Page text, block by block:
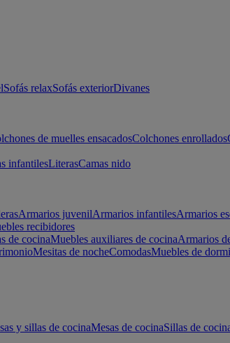
Sofás relaxSofás exteriorDivanes
de muelles ensacadosColchones enrollados
infantilesLiterasCamas nido
Armarios juvenilArmarios infantilesArmarios
recibidores
de cocinaMuebles auxiliares de cocinaArmarios
Mesitas de nocheComodasMuebles de
y sillas de cocinaMesas de cocinaSillas de